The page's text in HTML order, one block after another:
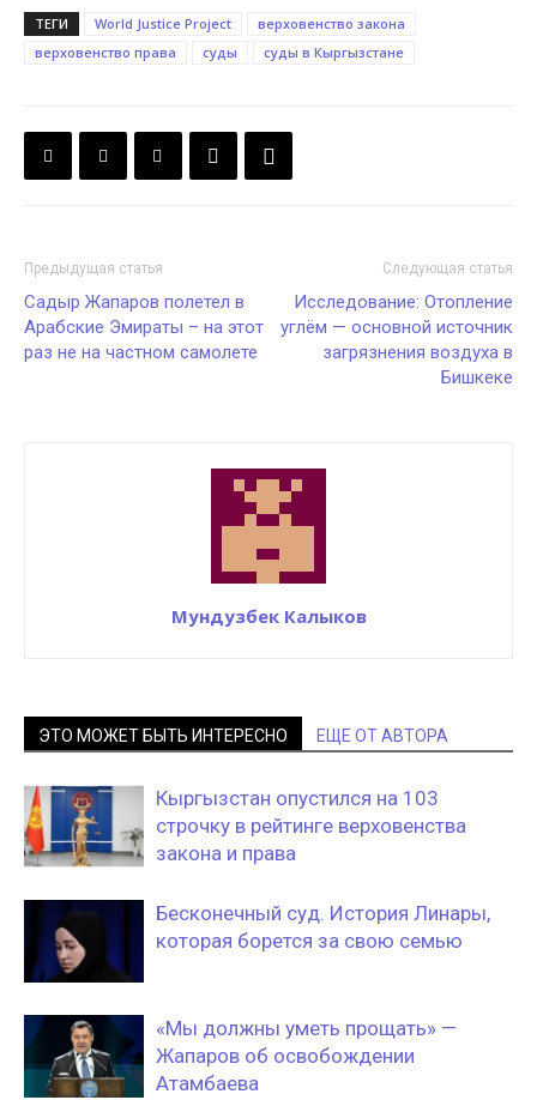
ТЕГИ World Justice Project
верховенство закона
верховенство права
суды суды в Кыргызстане
Предыдущая статья
Садыр Жапаров полетел в
Арабские Эмираты – на этот
раз не на частном самолете
Следующая статья
Исследование: Отопление
углём — основной источник
загрязнения воздуха в
Бишкеке
Мундузбек Калыков
ЭТО МОЖЕТ БЫТЬ ИНТЕРЕСНО ЕЩЕ ОТ АВТОРА
Кыргызстан опустился на 103
строчку в рейтинге верховенства
закона и права
Бесконечный суд. История Линары,
которая борется за свою семью
«Мы должны уметь прощать» —
Жапаров об освобождении
Атамбаева